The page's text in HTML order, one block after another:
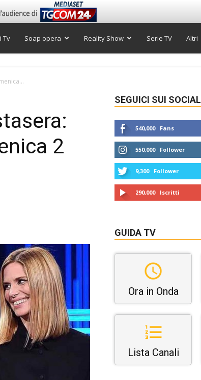
Tv Soap opera Reality Show Serie TV Altri
2
SEGUICI SUI SOCIAL
540,000 Fans
550,000 Follower
9,300 Follower
290,000 Iscritti
GUIDA TV
Ora in Onda
Lista Canali